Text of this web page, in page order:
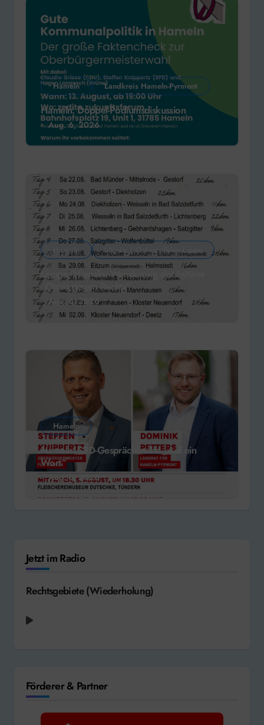
Hameln Landkreis Hameln-Pyrmont
Hameln: Doppel-Podiumsdiskussion
Aug. 6, 2026
Hameln Lügde / Ostwestfalen-Lippe
Lemgo/Hameln: Wanderung der Initiave
„Omas gegen Rechts“
Aug. 6, 2026
Hameln
Hameln: SPD-Gesprächsreihe „Auf ein
Wort“
Aug. 6, 2026
Jetzt im Radio
Rechtsgebiete (Wiederholung)
Förderer & Partner